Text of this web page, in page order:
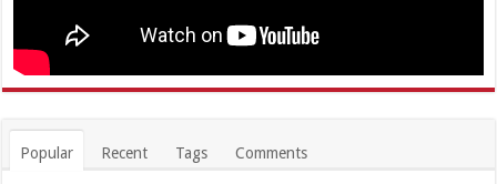
Popular Recent Tags Comments